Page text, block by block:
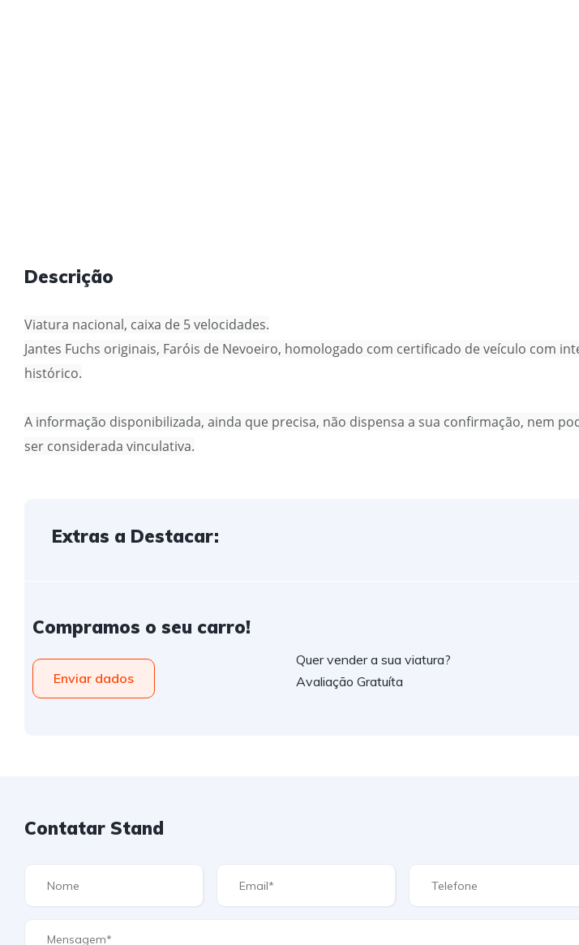
Descrição
Viatura nacional, caixa de 5 velocidades.
Jantes Fuchs originais, Faróis de Nevoeiro, homologado com certificado de veículo com
histórico.
A informação disponibilizada, ainda que precisa, não dispensa a sua confirmação, nem
ser considerada vinculativa.
Extras a Destacar:
Compramos o seu carro!
Enviar dados
Quer vender a sua viatura?
Avaliação Gratuíta
Contatar Stand